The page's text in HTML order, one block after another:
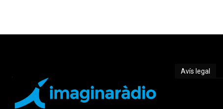
Avís legal